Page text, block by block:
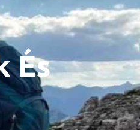
És